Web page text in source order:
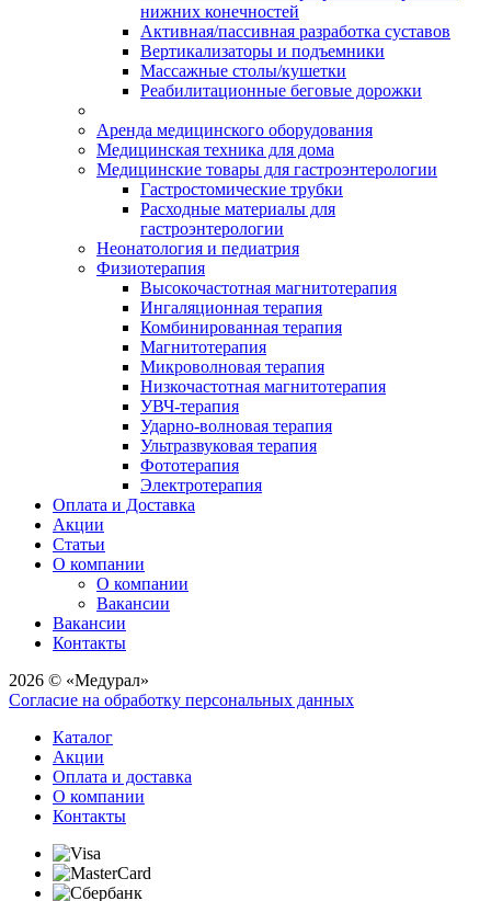
нижних конечностей
Активная/пассивная разработка суставов
Вертикализаторы и подъемники
Массажные столы/кушетки
Реабилитационные беговые дорожки
Аренда медицинского оборудования
Медицинская техника для дома
Медицинские товары для гастроэнтерологии
Гастростомические трубки
Расходные материалы для
гастроэнтерологии
Неонатология и педиатрия
Физиотерапия
Высокочастотная магнитотерапия
Ингаляционная терапия
Комбинированная терапия
Магнитотерапия
Микроволновая терапия
Низкочастотная магнитотерапия
УВЧ-терапия
Ударно-волновая терапия
Ультразвуковая терапия
Фототерапия
Электротерапия
Оплата и Доставка
Акции
Статьи
О компании
О компании
Вакансии
Вакансии
Контакты
2026 © «Медурал»
Согласие на обработку персональных данных
Каталог
Акции
Оплата и доставка
О компании
Контакты